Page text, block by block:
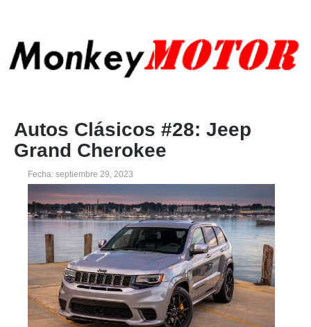
Autos Clásicos #28: Jeep
Grand Cherokee
Fecha: septiembre 29, 2023